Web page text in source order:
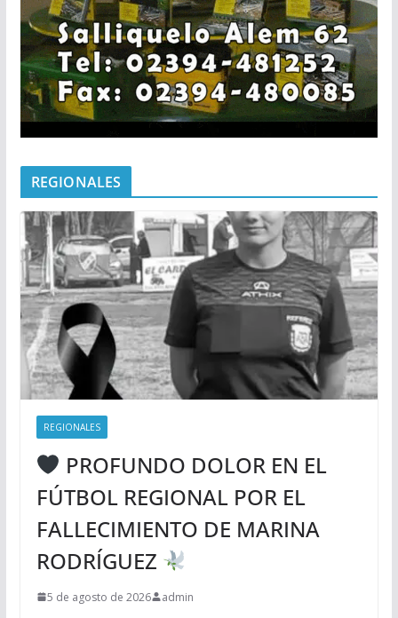
REGIONALES
REGIONALES
PROFUNDO DOLOR EN EL
FÚTBOL REGIONAL POR EL
FALLECIMIENTO DE MARINA
RODRÍGUEZ
5 de agosto de 2026 admin